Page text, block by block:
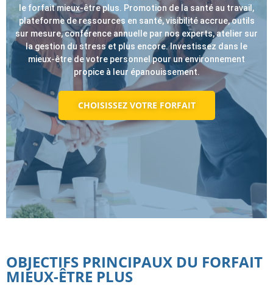
le forfait mieux-être plus. Promotion de la santé au travail,
plateforme de ressources en santé, visibilité accrue, outils
sur mesure, conférence annuelle par nos experts, atelier sur
la gestion du stress et plus encore. Investissez dans le
mieux-être de votre personnel pour un environnement
propice à leur épanouissement.
CHOISISSEZ VOTRE FORFAIT
OBJECTIFS PRINCIPAUX DU FORFAIT
MIEUX-ÊTRE PLUS